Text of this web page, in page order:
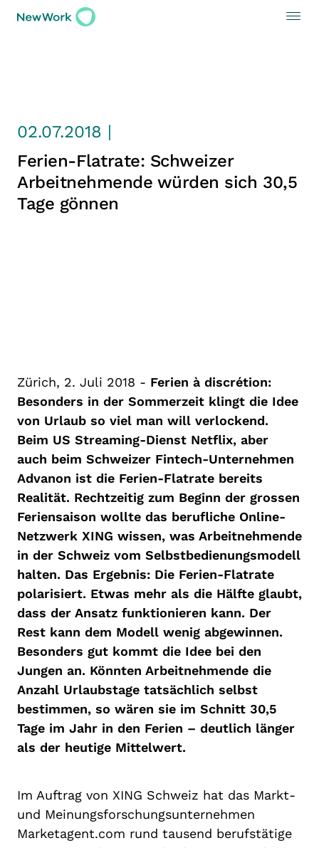
02.07.2018 |
Ferien-Flatrate: Schweizer
Arbeitnehmende würden sich 30,5
Tage gönnen
Zürich, 2. Juli 2018 - Ferien à discrétion:
Besonders in der Sommerzeit klingt die Idee
von Urlaub so viel man will verlockend.
Beim US Streaming-Dienst Netflix, aber
auch beim Schweizer Fintech-Unternehmen
Advanon ist die Ferien-Flatrate bereits
Realität. Rechtzeitig zum Beginn der grossen
Feriensaison wollte das berufliche Online-
Netzwerk XING wissen, was Arbeitnehmende
in der Schweiz vom Selbstbedienungsmodell
halten. Das Ergebnis: Die Ferien-Flatrate
polarisiert. Etwas mehr als die Hälfte glaubt,
dass der Ansatz funktionieren kann. Der
Rest kann dem Modell wenig abgewinnen.
Besonders gut kommt die Idee bei den
Jungen an. Könnten Arbeitnehmende die
Anzahl Urlaubstage tatsächlich selbst
bestimmen, so wären sie im Schnitt 30,5
Tage im Jahr in den Ferien – deutlich länger
als der heutige Mittelwert.
Im Auftrag von XING Schweiz hat das Markt-
und Meinungsforschungsunternehmen
Marketagent.com rund tausend berufstätige